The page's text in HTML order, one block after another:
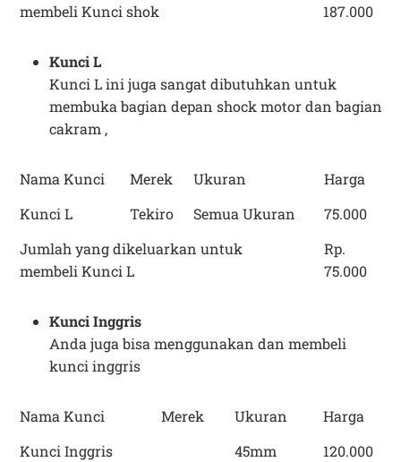
membeli Kunci shok
187.000
Kunci L
Kunci L ini juga sangat dibutuhkan untuk
membuka bagian depan shock motor dan bagian
cakram ,
Nama Kunci Merek Ukuran
Harga
Kunci L
Tekiro Semua Ukuran
75.000
Jumlah yang dikeluarkan untuk
membeli Kunci L
Rp.
75.000
Kunci Inggris
Anda juga bisa menggunakan dan membeli
kunci inggris
Nama Kunci Merek Ukuran
Harga
Kunci Inggris
45mm
120.000